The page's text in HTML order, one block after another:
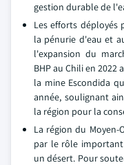
gestion durable de
Les efforts déployés
la pénurie d'eau et
l'expansion du
BHP au Chili en
la mine Escondida
année, soulignant
la région pour la
La région du
par le rôle
un désert. Pour